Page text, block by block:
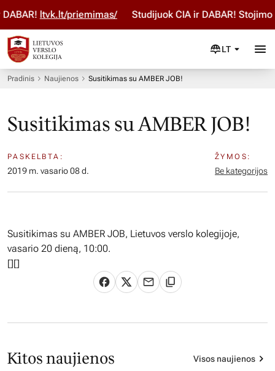
ltvk.lt/priemimas/ Studijuok ČIA ir DABAR! Stojimo
LT
Pradinis Naujienos Susitikimas su AMBER JOB!
Susitikimas su AMBER JOB!
PASKELBTA:
2019 m. vasario 08 d.
ŽYMOS:
Be kategorijos
Susitikimas su AMBER JOB, Lietuvos verslo kolegijoje,
vasario 20 dieną, 10:00.
[][]
Kitos naujienos Visos naujienos